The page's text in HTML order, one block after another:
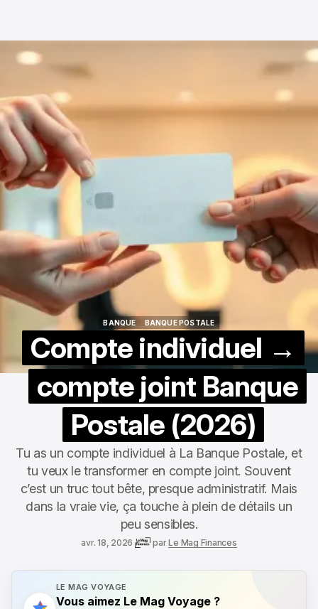
BANQUE
BANQUE POSTALE
Compte individuel →
compte joint Banque
Postale (2026)
Tu as un compte individuel à La Banque Postale, et
tu veux le transformer en compte joint. Souvent
c’est un truc tout bête, presque administratif. Mais
dans la vraie vie, ça touche à plein de détails un
peu sensibles.
avr. 18, 2026 parLe Mag Finances
LE MAG VOYAGE
Vous aimez Le Mag Voyage ?